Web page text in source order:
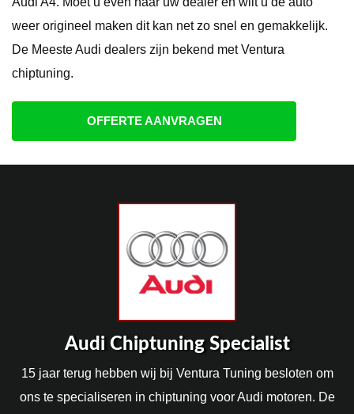
weer origineel maken dit kan net zo snel en gemakkelijk.
De Meeste Audi dealers zijn bekend met Ventura
chiptuning.
OFFERTE AANVRAGEN
Audi Chiptuning Specialist
15 jaar terug hebben wij bij Ventura Tuning besloten om
ons te specialiseren in chiptuning voor Audi motoren. De